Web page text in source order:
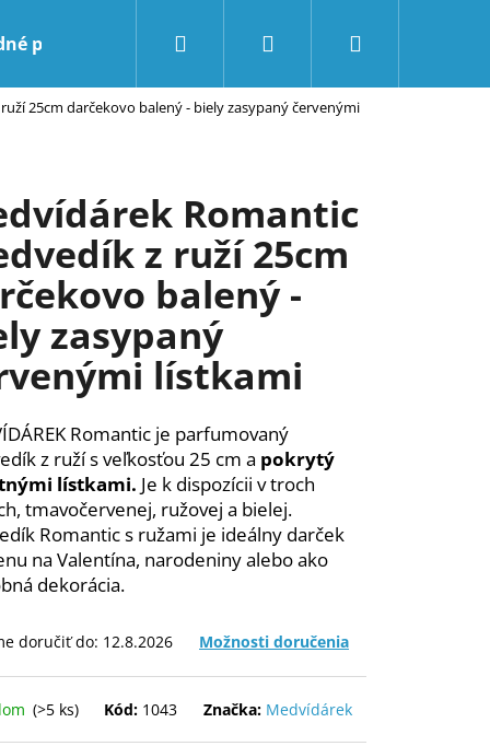
podmienky Kontakty Prihlásenie
25cm darčekovo balený - biely zasypaný červenými
Romantic
z ruží 25cm
balený -
zasypaný
lístkami
Romantic je parfumovaný
z ruží s veľkosťou 25 cm a pokrytý
lístkami. Je k dispozícii v troch
tmavočervenej, ružovej a bielej.
Romantic s ružami je ideálny darček
na Valentína, narodeniny alebo ako
dekorácia.
doručiť do: 12.8.2026 Možnosti doručenia
(>5 ks) Kód: 1043 Značka: Medvídárek